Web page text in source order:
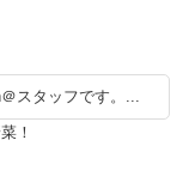
スタッフです。...
！